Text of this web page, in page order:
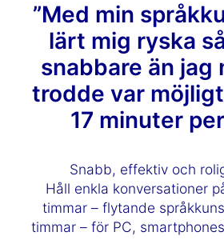
”Med min
lärt mig ryska
snabbare än jag
trodde var
17 minuter
Snabb, effektiv och
Håll enkla konversationer
timmar – flytande
timmar – för PC,